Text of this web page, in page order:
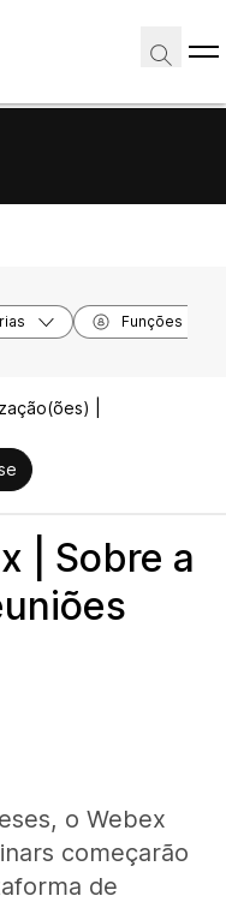
Funções
|
| Sobre a
o Webex
começarão
de